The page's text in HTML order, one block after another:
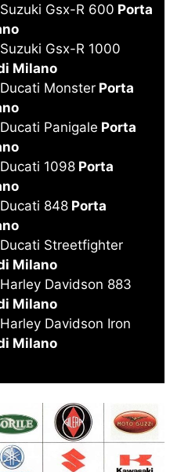
Gsx-R 600 Porta
Gsx-R 1000
Milano
Monster Porta
Panigale Porta
1098 Porta
848 Porta
Streetfighter
Milano
Davidson 883
Milano
Davidson Iron
Milano